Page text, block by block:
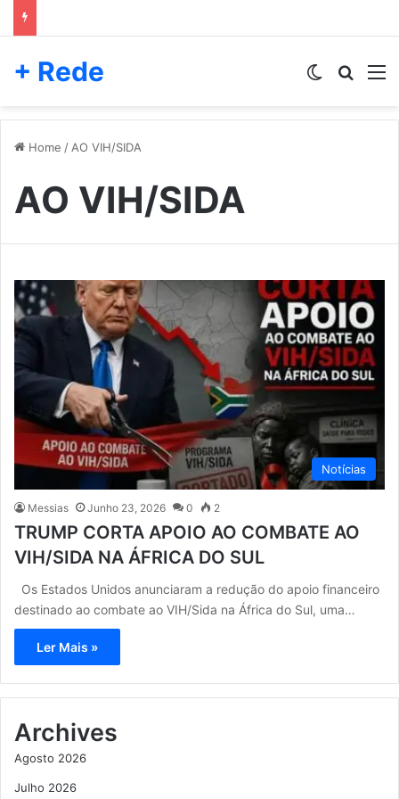
+ Rede Switch skin
Home / AO VIH/SIDA
AO VIH/SIDA
Notícias
Messias Junho 23, 2026 0 2
TRUMP CORTA APOIO AO COMBATE AO
VIH/SIDA NA ÁFRICA DO SUL
Os Estados Unidos anunciaram a redução do apoio financeiro
destinado ao combate ao VIH/Sida na África do Sul, uma…
Ler Mais »
Archives
Agosto 2026
Julho 2026